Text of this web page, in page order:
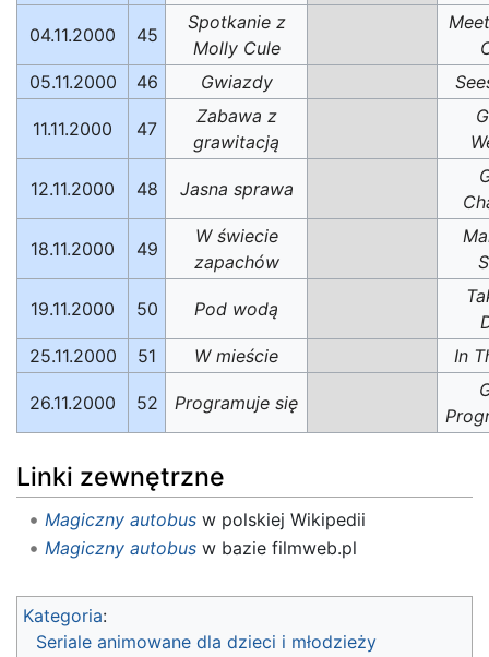
04.11.2000 45
Spotkanie z
Molly Cule
05.11.2000
46 Gwiazdy
11.11.2000 47
Zabawa z
grawitacją
12.11.2000 48 Jasna sprawa
18.11.2000 49
W świecie
zapachów
19.11.2000 50 Pod wodą
25.11.2000
51 W mieście In
26.11.2000 52 Programuje się
Linki zewnętrzne
Magiczny autobusw polskiej Wikipedii
Magiczny autobusw bazie filmweb.pl
Kategoria:
Seriale animowane dla dzieci i młodzieży